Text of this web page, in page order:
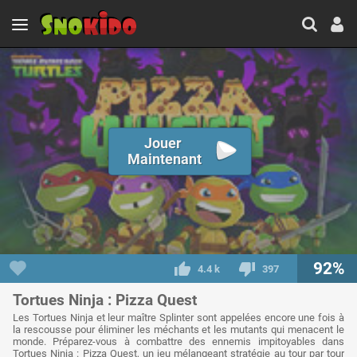
Jouer
Maintenant
4.4 k 397 92%
Tortues Ninja : Pizza Quest
Les Tortues Ninja et leur maître Splinter sont appelées encore une fois à
la rescousse pour éliminer les méchants et les mutants qui menacent le
monde. Préparez-vous à combattre des ennemis impitoyables dans
Tortues Ninja : Pizza Quest, un jeu mélangeant stratégie au tour par tour